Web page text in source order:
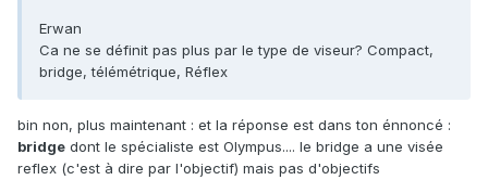
Erwan
Ca ne se définit pas plus par le type de viseur? Compact,
bridge, télémétrique, Réflex
bin non, plus maintenant : et la réponse est dans ton énnoncé :
bridge dont le spécialiste est Olympus.... le bridge a une visée
reflex (c'est à dire par l'objectif) mais pas d'objectifs